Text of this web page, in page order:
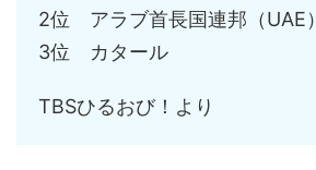
2位 アラブ首長国連邦（UAE）
3位 カタール
TBSひるおび！より